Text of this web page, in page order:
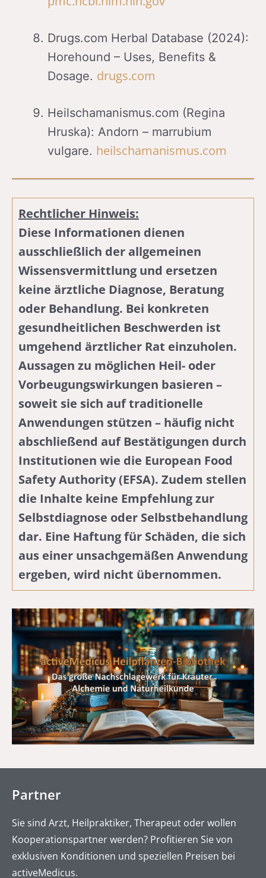
Drugs.com Herbal Database (2024):
Horehound – Uses, Benefits &
Dosage. drugs.com
Heilschamanismus.com (Regina
Hruska): Andorn – marrubium
vulgare. heilschamanismus.com
Rechtlicher Hinweis:
Diese Informationen dienen
ausschließlich der allgemeinen
Wissensvermittlung und ersetzen
keine ärztliche Diagnose, Beratung
oder Behandlung. Bei konkreten
gesundheitlichen Beschwerden ist
umgehend ärztlicher Rat einzuholen.
Aussagen zu möglichen Heil- oder
Vorbeugungswirkungen basieren –
soweit sie sich auf traditionelle
Anwendungen stützen – häufig nicht
abschließend auf Bestätigungen durch
Institutionen wie die European Food
Safety Authority (EFSA). Zudem stellen
die Inhalte keine Empfehlung zur
Selbstdiagnose oder Selbstbehandlung
dar. Eine Haftung für Schäden, die sich
aus einer unsachgemäßen Anwendung
ergeben, wird nicht übernommen.
Partner
Sie sind Arzt, Heilpraktiker, Therapeut oder wollen
Kooperationspartner werden? Profitieren Sie von
exklusiven Konditionen und speziellen Preisen bei
activeMedicus.